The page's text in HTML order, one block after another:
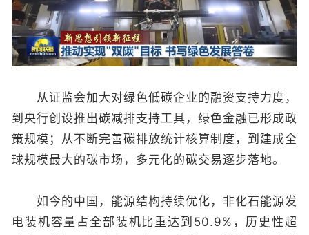
从证监会加大对绿色低碳企业的融资支持力度，
到央行创设推出碳减排支持工具，绿色金融已形成政
策规模；从不断完善碳排放统计核算制度，到建成全
球规模最大的碳市场，多元化的碳交易逐步落地。
如今的中国，能源结构持续优化，非化石能源发
电装机容量占全部装机比重达到50.9%，历史性超